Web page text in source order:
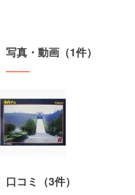
写真・動画（1件）
口コミ（3件）